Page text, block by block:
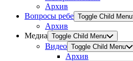
Архив
Вопросы ребе Toggle Child Menu
Архив
Медиа Toggle Child Menu
Видео Toggle Child Menu
Архив